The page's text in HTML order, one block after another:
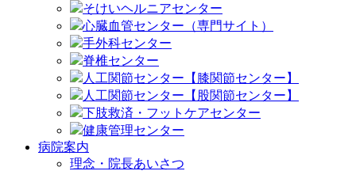
そけいヘルニアセンター
心臓血管センター（専門サイト）
手外科センター
脊椎センター
人工関節センター【膝関節センター】
人工関節センター【股関節センター】
下肢救済・フットケアセンター
健康管理センター
病院案内
理念・院長あいさつ